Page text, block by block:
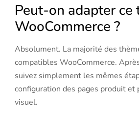
Peut-on adapter ce
WooCommerce ?
Absolument. La majorité des
compatibles WooCommerce.
suivez simplement les mêmes
configuration des pages produit et
visuel.